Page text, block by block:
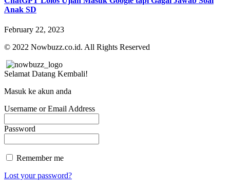
Anak SD
February 22, 2023
© 2022 Nowbuzz.co.id. All Rights Reserved
Selamat Datang Kembali!
Masuk ke akun anda
Username or Email Address
Password
Remember me
Lost your password?